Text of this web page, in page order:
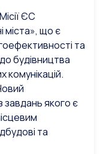
ЄС
міста», що є
та
будівництва
комунікацій.
завдань якого є
та